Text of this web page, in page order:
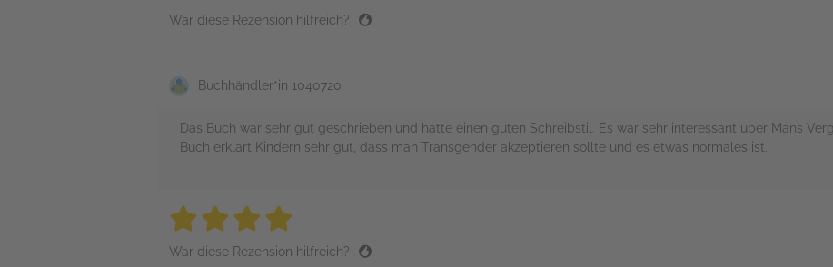
War diese Rezension hilfreich?
Buchhändler*in 1040720
Das Buch war sehr gut geschrieben und hatte einen guten Schreibstil. Es war sehr interessant über Mans
Buch erklärt Kindern sehr gut, dass man Transgender akzeptieren sollte und es etwas normales ist.
4 stars
4 stars
4 stars
War diese Rezension hilfreich?